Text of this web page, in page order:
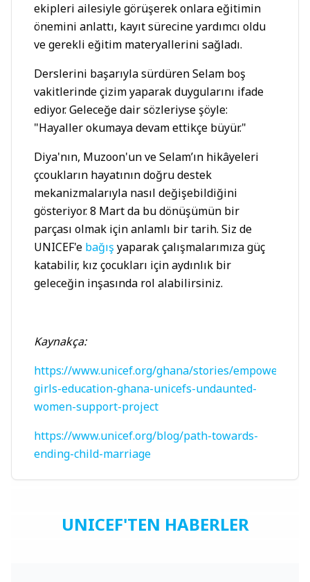
ekipleri ailesiyle görüşerek onlara eğitimin
önemini anlattı, kayıt sürecine yardımcı oldu
ve gerekli eğitim materyallerini sağladı.
Derslerini başarıyla sürdüren Selam boş
vakitlerinde çizim yaparak duygularını ifade
ediyor. Geleceğe dair sözleriyse şöyle:
"Hayaller okumaya devam ettikçe büyür."
Diya'nın, Muzoon'un ve Selam’ın hikâyeleri
çcoukların hayatının doğru destek
mekanizmalarıyla nasıl değişebildiğini
gösteriyor. 8 Mart da bu dönüşümün bir
parçası olmak için anlamlı bir tarih. Siz de
UNICEF'e bağış yaparak çalışmalarımıza güç
katabilir, kız çocukları için aydınlık bir
geleceğin inşasında rol alabilirsiniz.
Kaynakça:
https://www.unicef.org/ghana/stories/empowering-
girls-education-ghana-unicefs-undaunted-
women-support-project
https://www.unicef.org/blog/path-towards-
ending-child-marriage
UNICEF'TEN HABERLER